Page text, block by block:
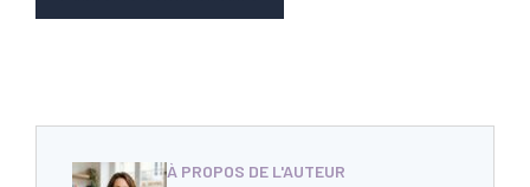
À PROPOS DE L'AUTEUR